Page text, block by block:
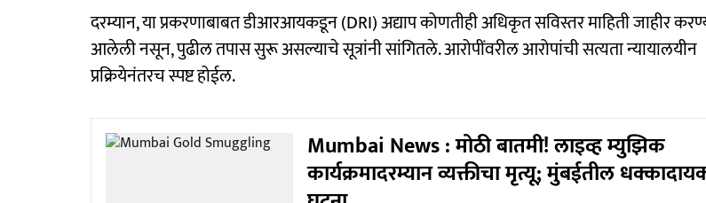
दरम्यान, या प्रकरणाबाबत डीआरआयकडून (DRI) अद्याप कोणतीही अधिकृत सविस्तर माहिती जाहीर
आलेली नसून, पुढील तपास सुरू असल्याचे सूत्रांनी सांगितले. आरोपींवरील आरोपांची सत्यता न्यायालयीन
प्रक्रियेनंतरच स्पष्ट होईल.
Mumbai News : मोठी बातमी! लाइव्ह म्युझिक
कार्यक्रमादरम्यान व्यक्तीचा मृत्यू; मुंबईतील